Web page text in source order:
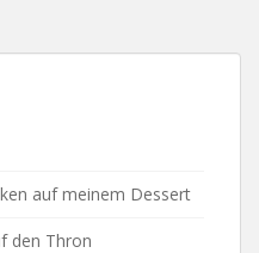
auf meinem Dessert
den Thron